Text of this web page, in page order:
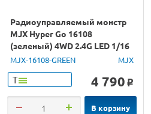
Радиоуправляемый монстр
MJX Hyper Go 16108
(зеленый) 4WD 2.4G LED 1/16
RTR
MJX-16108-GREEN MJX
Т 4 790 o
В корзину